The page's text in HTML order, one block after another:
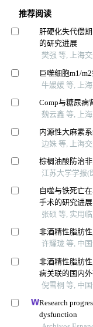
推荐阅读
肝硬化失代偿
的研究进展
樊强 等, 上海
巨噬细胞m1/
牛媛媛 等, 上
Comp与糖尿病
魏云鑫 等, 上
内源性大麻素
边姝 等, 上海
棕榈油酸防治
江苏大学学报(
自噬与铁死亡
手术的研究进展
张硕 等, 实用
非酒精性脂肪
许耀珑 等, 中
非酒精性脂肪
病关联的国内
倪雪桐 等, 中
Research
dysfunction